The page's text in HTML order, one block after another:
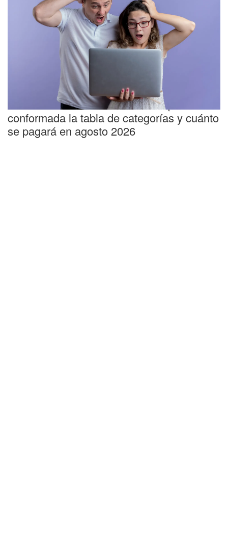
Novedades fiscales
ARCA: los detalles sobre cómo quedó
conformada la tabla de categorías y cuánto
se pagará en agosto 2026